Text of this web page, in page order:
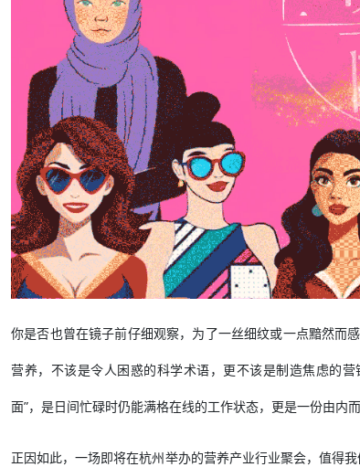
你是否也曾在镜子前仔细观察，为了一丝细纹或一点黯然而
营养，不该是令人困惑的科学术语，更不该是制造焦虑的
面”，是日间忙碌时仍能满格在线的工作状态，更是一份由内
正因如此，一场即将在杭州举办的营养产业行业聚会，值得